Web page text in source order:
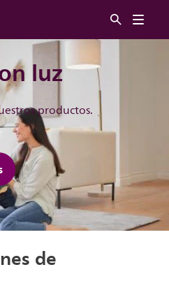
luz
productos.
de